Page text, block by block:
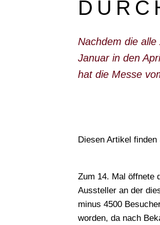
Nachdem die
Januar in den
hat die Messe
Diesen Artikel finden
Zum 14. Mal öffnete
Aussteller an der
minus 4500
worden, da nach